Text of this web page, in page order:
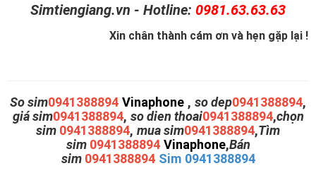
Simtiengiang.vn - Hotline: 0981.63.63.63
Xin chân thành cám ơn và hẹn gặp lại !
So sim0941388894 Vinaphone , so dep0941388894,
giá sim0941388894, so dien thoai0941388894,chọn
sim 0941388894, mua sim0941388894,Tìm
sim 0941388894 Vinaphone,Bán
sim 0941388894 Sim 0941388894